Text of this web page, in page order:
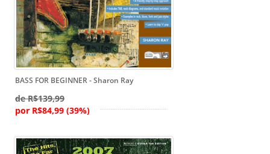
BASS FOR BEGINNER - Sharon Ray
de R$139,99
por R$84,99 (39%)